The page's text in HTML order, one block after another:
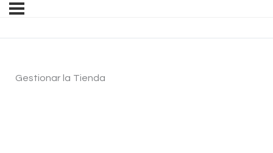
Gestionar la Tienda